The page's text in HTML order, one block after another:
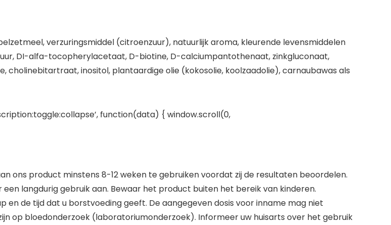
verzuringsmiddel (citroenzuur), natuurlijk aroma, kleurende levensmiddelen
DI-alfa-tocopherylacetaat, D-biotine, D-calciumpantothenaat, zinkgluconaat,
cholinebitartraat, inositol, plantaardige olie (kokosolie, koolzaadolie), carnaubawas als
function(data) { window.scroll(0,
ons product minstens 8-12 weken te gebruiken voordat zij de resultaten beoordelen.
langdurig gebruik aan. Bewaar het product buiten het bereik van kinderen.
en de tijd dat u borstvoeding geeft. De aangegeven dosis voor inname mag niet
op bloedonderzoek (laboratoriumonderzoek). Informeer uw huisarts over het gebruik